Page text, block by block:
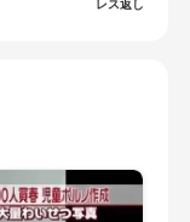
レス返し